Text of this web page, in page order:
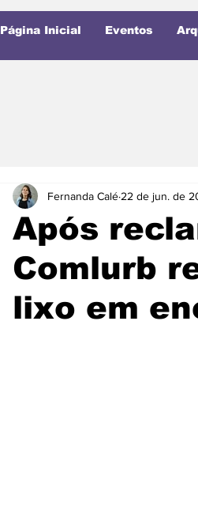
Página Inicial Eventos
Após
Comlurb
lixo em
Fernanda Calé 22 de jun. de